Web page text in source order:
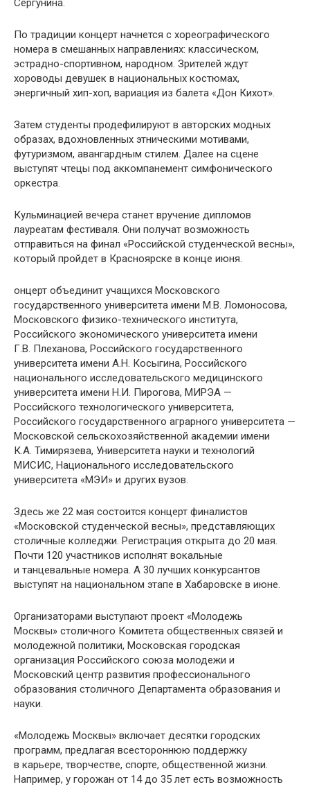
Сергунина.
По традиции концерт начнется с хореографического
номера в смешанных направлениях: классическом,
эстрадно-спортивном, народном. Зрителей ждут
хороводы девушек в национальных костюмах,
энергичный хип-хоп, вариация из балета «Дон Кихот».
Затем студенты продефилируют в авторских модных
образах, вдохновленных этническими мотивами,
футуризмом, авангардным стилем. Далее на сцене
выступят чтецы под аккомпанемент симфонического
оркестра.
Кульминацией вечера станет вручение дипломов
лауреатам фестиваля. Они получат возможность
отправиться на финал «Российской студенческой весны»,
который пройдет в Красноярске в конце июня.
онцерт объединит учащихся Московского
государственного университета имени М.В. Ломоносова,
Московского физико-технического института,
Российского экономического университета имени
Г.В. Плеханова, Российского государственного
университета имени А.Н. Косыгина, Российского
национального исследовательского медицинского
университета имени Н.И. Пирогова, МИРЭА —
Российского технологического университета,
Российского государственного аграрного университета —
Московской сельскохозяйственной академии имени
К.А. Тимирязева, Университета науки и технологий
МИСИС, Национального исследовательского
университета «МЭИ» и других вузов.
Здесь же 22 мая состоится концерт финалистов
«Московской студенческой весны», представляющих
столичные колледжи. Регистрация открыта до 20 мая.
Почти 120 участников исполнят вокальные
и танцевальные номера. А 30 лучших конкурсантов
выступят на национальном этапе в Хабаровске в июне.
Организаторами выступают проект «Молодежь
Москвы» столичного Комитета общественных связей и
молодежной политики, Московская городская
организация Российского союза молодежи и
Московский центр развития профессионального
образования столичного Департамента образования и
науки.
«Молодежь Москвы» включает десятки городских
программ, предлагая всестороннюю поддержку
в карьере, творчестве, спорте, общественной жизни.
Например, у горожан от 14 до 35 лет есть возможность